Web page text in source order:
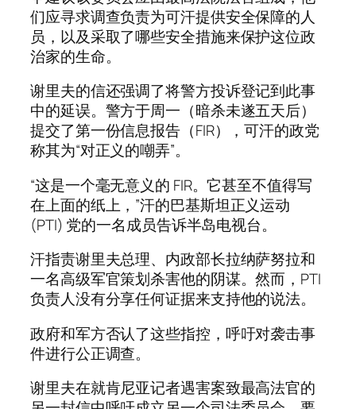
们应寻求调查负责为可汗提供安全保障的人
员，以及采取了哪些安全措施来保护这位政
治家的生命。
谢里夫的信还强调了将警方投诉登记到此事
中的延误。警方于周一（暗杀未遂五天后）
提交了第一份信息报告（FIR），可汗的政党
称其为“对正义的嘲弄”。
“这是一个毫无意义的 FIR。它甚至不值得写
在上面的纸上，”汗的巴基斯坦正义运动
(PTI) 党的一名成员告诉半岛电视台。
汗指责谢里夫总理、内政部长拉纳萨努拉和
一名高级军官策划杀害他的阴谋。然而，PTI
负责人没有分享任何证据来支持他的说法。
政府和军方否认了这些指控，呼吁对袭击事
件进行公正调查。
谢里夫在就肯尼亚记者遇害案致最高法官的